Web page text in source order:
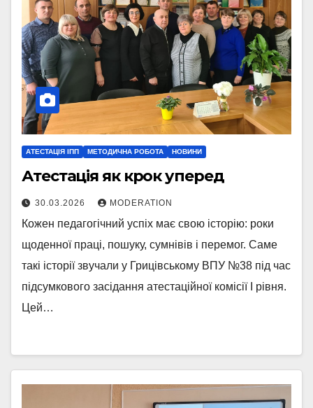
АТЕСТАЦІЯ ІПП МЕТОДИЧНА РОБОТА НОВИНИ
Атестація як крок уперед
30.03.2026 MODERATION
Кожен педагогічний успіх має свою історію: роки
щоденної праці, пошуку, сумнівів і перемог. Саме
такі історії звучали у Грицівському ВПУ №38 під час
підсумкового засідання атестаційної комісії І рівня.
Цей…